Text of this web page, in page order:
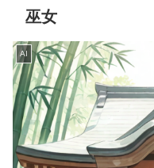
巫女
AI